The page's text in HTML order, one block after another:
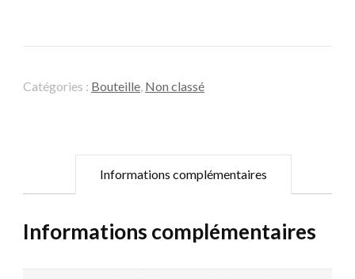
Catégories : Bouteille, Non classé
Informations complémentaires
Informations complémentaires